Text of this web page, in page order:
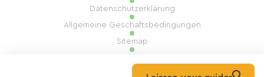
Datenschutzerklärung
Allgemeine Geschäftsbedingungen
Sitemap
Umsetzung: Mill, Privas